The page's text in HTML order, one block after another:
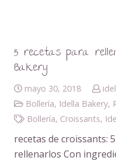
5 recetas para
Bakery
mayo 30, 2018
Bollería, Idella Bakery,
Bollería, Croissants,
recetas de croissants:
rellenarlos Con